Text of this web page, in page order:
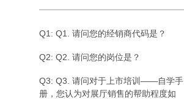
Q1: Q1. 请问您的经销商代码是？
Q2: Q2. 请问您的岗位是？
Q3: Q3. 请问对于上市培训——自学手
册，您认为对展厅销售的帮助程度如